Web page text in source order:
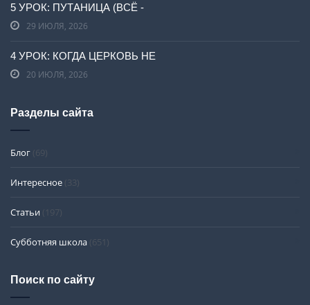
5 УРОК: ПУТАНИЦА (ВСЁ -
29 ИЮЛЯ, 2026
4 УРОК: КОГДА ЦЕРКОВЬ НЕ
20 ИЮЛЯ, 2026
Разделы сайта
Блог (69)
Интересное (33)
Статьи (197)
Субботняя школа (651)
Поиск по сайту